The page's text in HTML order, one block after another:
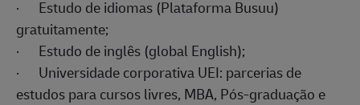
·
Estudo de idiomas (Plataforma Busuu)
gratuitamente;
·
Estudo de inglês (global English);
·
Universidade corporativa UEI: parcerias de
estudos para cursos livres, MBA, Pós-graduação e